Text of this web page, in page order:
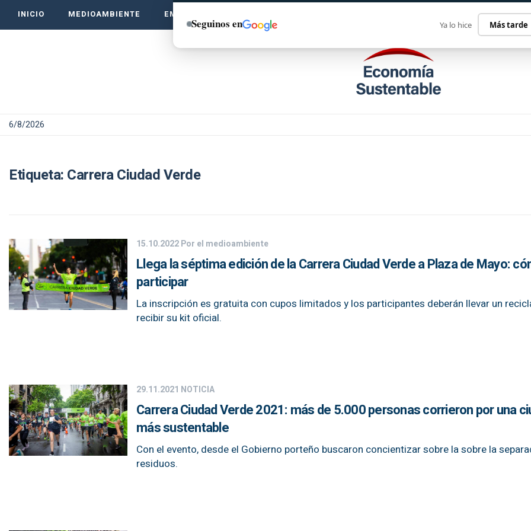
INICIO MEDIOAMBIENTE EMPRENDE VERDE
6/8/2026
Etiqueta: Carrera Ciudad Verde
15.10.2022Por el medioambiente
Llega la séptima edición de la Carrera Ciudad Verde a Plaza de Mayo:
participar
La inscripción es gratuita con cupos limitados y los participantes deberán llevar un
recibir su kit oficial.
29.11.2021 NOTICIA
Carrera Ciudad Verde 2021: más de 5.000 personas corrieron por una
más sustentable
Con el evento, desde el Gobierno porteño buscaron concientizar sobre la sobre la
residuos.
Seguinos en Ya lo hice Más tarde